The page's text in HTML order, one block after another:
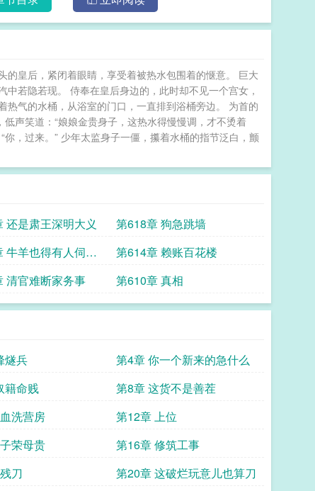
的皇后，紧闭着眼睛，享受着被热水包围着的惬意。 巨大
若隐若现。 侍奉在皇后身边的，此时却不见一个宫女，
气的水桶，从浴室的门口，一直排到浴桶旁边。 为首的
声笑道：“娘娘金贵身子，这热水得慢慢调，才不烫着
，过来。” 少年太监身子一僵，攥着水桶的指节泛白，颤
还是肃王深明大义
第618章 狗急跳墙
牛羊也得有人伺候
第614章 赖账百花楼
清官难断家务事 第610章 真相
燧兵
第4章 你一个新来的急什么
籍命贱
第8章 这货不是善茬
洗营房
第12章 上位
荣母贵
第16章 修筑工事
刀
第20章 这破烂玩意儿也算刀